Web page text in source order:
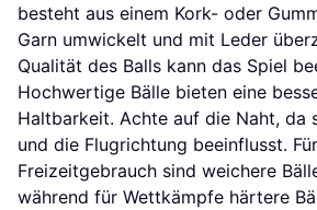
besteht aus einem Kork- oder
Garn umwickelt und mit Leder
Qualität des Balls kann das Spiel
Hochwertige Bälle bieten eine
Haltbarkeit. Achte auf die Naht, da
und die Flugrichtung beeinflusst.
Freizeitgebrauch sind weichere
während für Wettkämpfe härtere